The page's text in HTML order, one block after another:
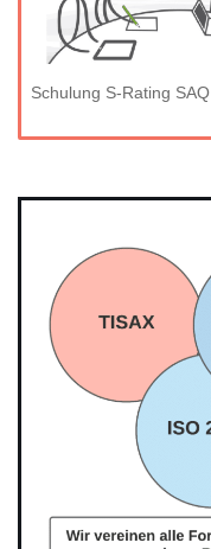
Schulung S-Rating SAQ